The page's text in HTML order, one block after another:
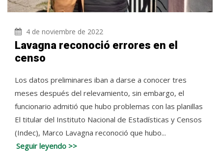
4 de noviembre de 2022
Lavagna reconoció errores en el
censo
Los datos preliminares iban a darse a conocer tres
meses después del relevamiento, sin embargo, el
funcionario admitió que hubo problemas con las planillas
El titular del Instituto Nacional de Estadísticas y Censos
(Indec), Marco Lavagna reconoció que hubo...
Seguir leyendo >>